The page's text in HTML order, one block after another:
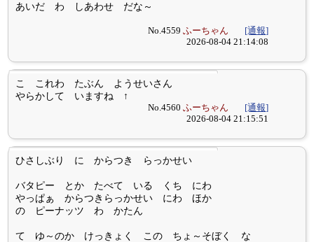
あいだ わ しあわせ だな～
No.4559ふーちゃん
[通報]
2026-08-04 21:14:08
こ これわ たぶん ようせいさん
やらかして いますね ↑
No.4560ふーちゃん
[通報]
2026-08-04 21:15:51
ひさしぶり に からつき らっかせい
バタピー とか たべて いる くち にわ
やっぱぁ からつきらっかせい にわ ほか
の ピーナッツ わ かたん
て ゆ～のか けっきょく この ちょ～そぼく な